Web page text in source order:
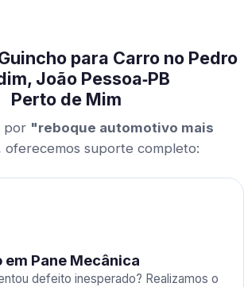
para Carro no Pedro
João Pessoa‑PB
Perto de Mim
por "reboque automotivo mais
oferecemos suporte completo:
Pane Mecânica
defeito inesperado? Realizamos o